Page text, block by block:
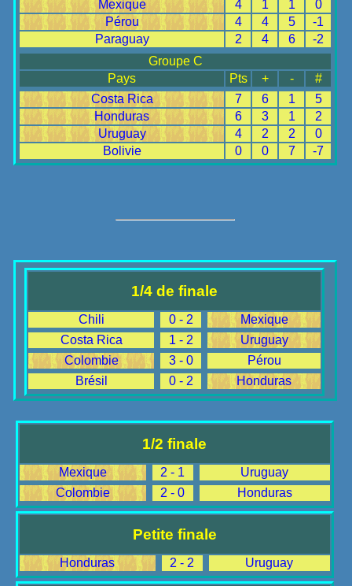
Mexique 4 1 1
0
Pérou
4 4 5
-1
Paraguay
2 4 6
-2
Groupe C
Pays
Pts + -
#
Costa Rica
7 6 1
5
Honduras
6 3 1
2
Uruguay
4 2 2
0
Bolivie
0 0 7 -7
1/4 de finale
Chili 0 - 2
Mexique
Costa Rica
1 - 2
Uruguay
Colombie
3 - 0
Pérou
Brésil
0 - 2 Honduras
1/2 finale
Mexique 2 - 1
Uruguay
Colombie
2 - 0 Honduras
Petite finale
Honduras 2 - 2 Uruguay